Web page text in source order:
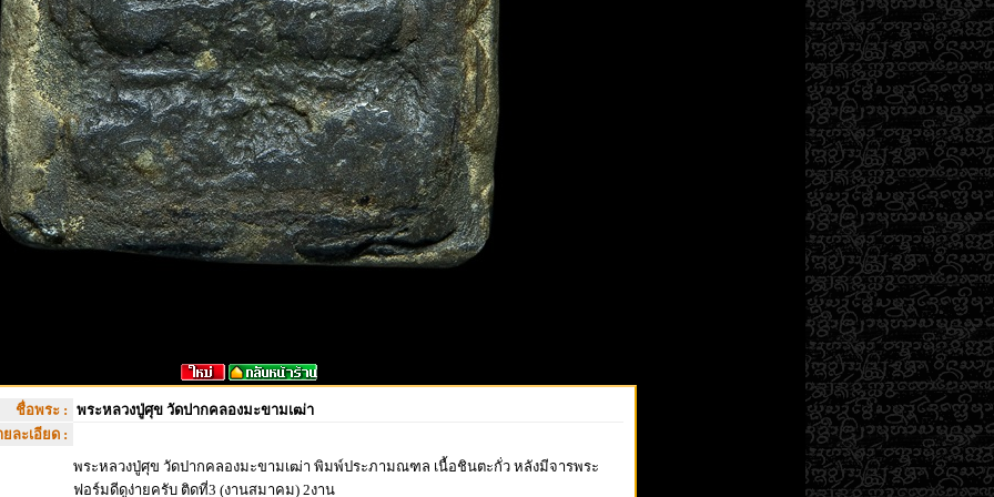
ชื่อพระ : พระหลวงปู่ศุข วัดปากคลองมะขามเฒ่า
ยละเอียด :
พระหลวงปู่ศุข วัดปากคลองมะขามเฒ่า พิมพ์ประภามณฑล เนื้อชินตะกั่ว หลังมีจารพระ
ฟอร์มดีดูง่ายครับ ติดที่3 (งานสมาคม) 2งาน